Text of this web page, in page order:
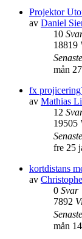
Projektor
av Daniel
10
18819
mån
fx
av Mathias
12
19505
fre 25
kortdistans
av
0 Svar
7892
mån